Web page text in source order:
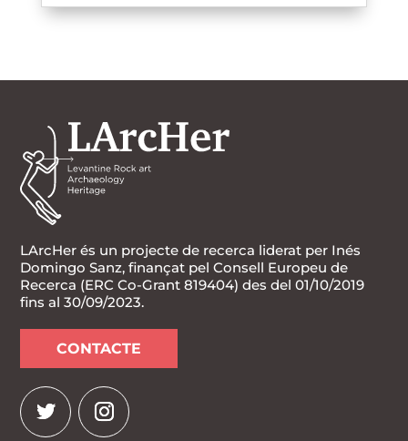
LArcHer és un projecte de recerca liderat per Inés
Domingo Sanz, finançat pel Consell Europeu de
Recerca (ERC Co-Grant 819404) des del 01/10/2019
fins al 30/09/2023.
CONTACTE